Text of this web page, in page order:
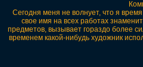
Сегодня меня не волнует, что я
свое имя на всех работах
предметов, вызывает гораздо более
временем какой-нибудь художник